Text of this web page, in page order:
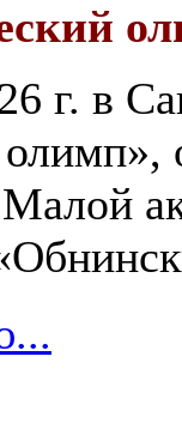
г. в